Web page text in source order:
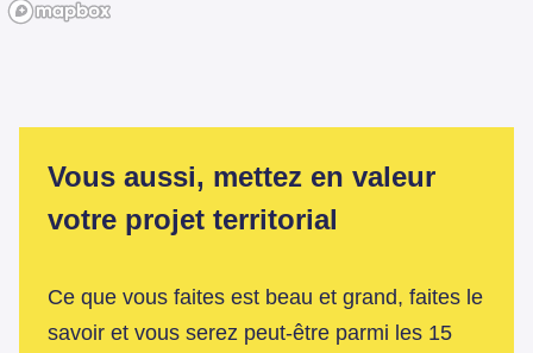
Vous aussi, mettez en valeur
votre projet territorial
Ce que vous faites est beau et grand, faites le
savoir et vous serez peut-être parmi les 15